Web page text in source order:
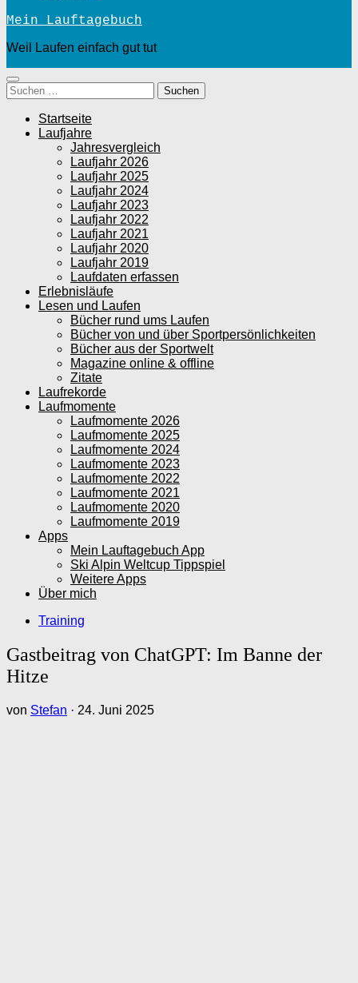
Mein Lauftagebuch
Weil Laufen einfach gut tut
Suchen
nach:
Startseite
Laufjahre
Jahresvergleich
Laufjahr 2026
Laufjahr 2025
Laufjahr 2024
Laufjahr 2023
Laufjahr 2022
Laufjahr 2021
Laufjahr 2020
Laufjahr 2019
Laufdaten erfassen
Erlebnisläufe
Lesen und Laufen
Bücher rund ums Laufen
Bücher von und über Sportpersönlichkeiten
Bücher aus der Sportwelt
Magazine online & offline
Zitate
Laufrekorde
Laufmomente
Laufmomente 2026
Laufmomente 2025
Laufmomente 2024
Laufmomente 2023
Laufmomente 2022
Laufmomente 2021
Laufmomente 2020
Laufmomente 2019
Apps
Mein Lauftagebuch App
Ski Alpin Weltcup Tippspiel
Weitere Apps
Über mich
Training
Gastbeitrag von ChatGPT: Im Banne der
Hitze
von Stefan · 24. Juni 2025